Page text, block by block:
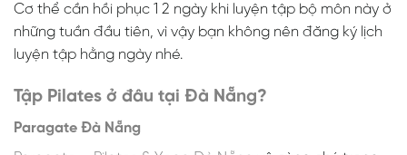
Cơ thể cần hồi phục 1 2 ngày khi luyện tập bộ môn này ở
những tuần đầu tiên, vì vậy bạn không nên đăng ký lịch
luyện tập hằng ngày nhé.
Tập Pilates ở đâu tại Đà Nẵng?
Paragate Đà Nẵng